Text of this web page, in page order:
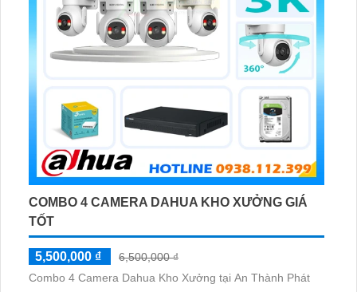
COMBO 4 CAMERA DAHUA KHO XƯỞNG GIÁ
TỐT
5,500,000 ₫
6,500,000 ₫
Combo 4 Camera Dahua Kho Xưởng tại An Thành Phát